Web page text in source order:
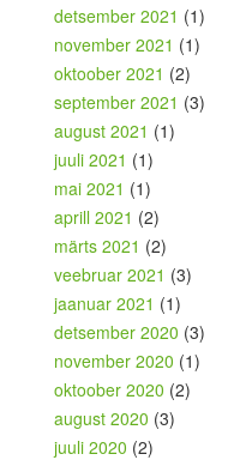
detsember 2021 (1)
november 2021 (1)
oktoober 2021 (2)
september 2021 (3)
august 2021 (1)
juuli 2021 (1)
mai 2021 (1)
aprill 2021 (2)
märts 2021 (2)
veebruar 2021 (3)
jaanuar 2021 (1)
detsember 2020 (3)
november 2020 (1)
oktoober 2020 (2)
august 2020 (3)
juuli 2020 (2)